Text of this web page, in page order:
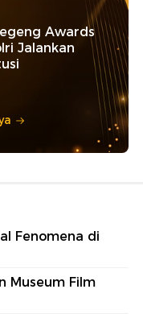
Awards
Jalankan
Fenomena di
Museum Film